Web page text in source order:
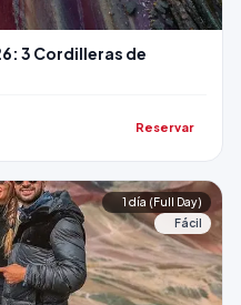
3 Cordilleras de
Reservar
1 día (Full Day)
Fácil